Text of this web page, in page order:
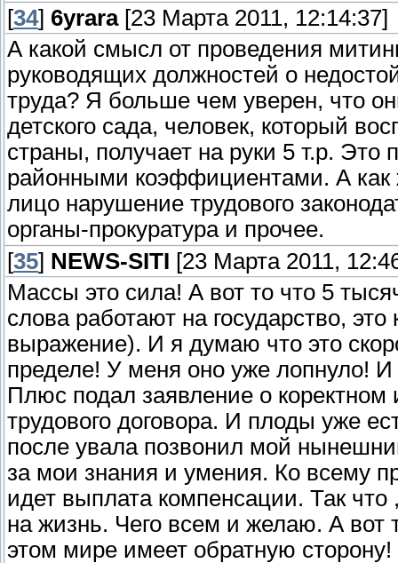
[34] 6yrara[23 Марта 2011, 12:14:37]
А какой смысл от проведения
руководящих должностей о
труда? Я больше чем уверен, что
детского сада, человек, который
страны, получает на руки 5 т.р. Это
районными коэффициентами. А
лицо нарушение трудового
органы-прокуратура и прочее.
[35] NEWS-SITI [23 Марта 2011,
Массы это сила! А вот то что 5
слова работают на государство,
выражение). И я думаю что это
пределе! У меня оно уже лопнуло!
Плюс подал заявление о
трудового договора. И плоды уже
после увала позвонил мой
за мои знания и умения. Ко всему
идет выплата компенсации. Так
на жизнь. Чего всем и желаю. А вот
этом мире имеет обратную сторону!